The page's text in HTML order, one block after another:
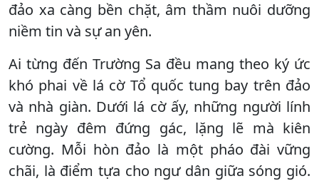
đảo xa càng bền chặt, âm thầm nuôi dưỡng
niềm tin và sự an yên.
Ai từng đến Trường Sa đều mang theo ký ức
khó phai về lá cờ Tổ quốc tung bay trên đảo
và nhà giàn. Dưới lá cờ ấy, những người lính
trẻ ngày đêm đứng gác, lặng lẽ mà kiên
cường. Mỗi hòn đảo là một pháo đài vững
chãi, là điểm tựa cho ngư dân giữa sóng gió.